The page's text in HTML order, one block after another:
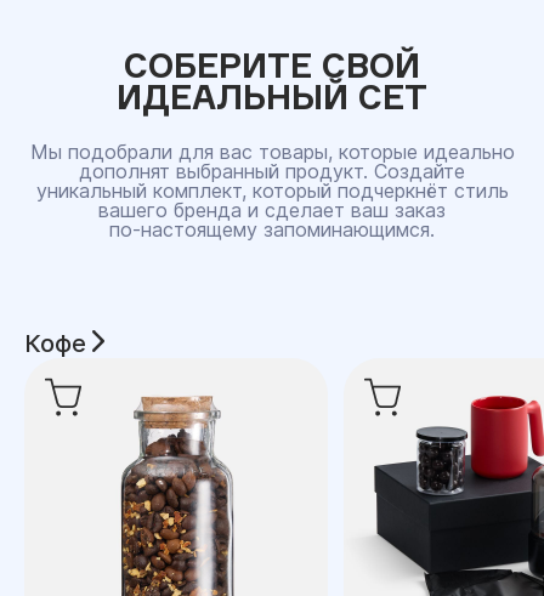
СОБЕРИТЕ СВОЙ
ИДЕАЛЬНЫЙ СЕТ
Мы подобрали для вас товары, которые идеально
дополнят выбранный продукт. Создайте
уникальный комплект, который подчеркнёт стиль
вашего бренда и сделает ваш заказ
по‑настоящему запоминающимся.
Кофе